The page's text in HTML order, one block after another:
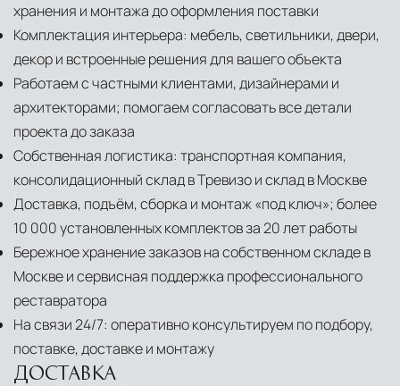
хранения и монтажа до оформления поставки
Комплектация интерьера: мебель, светильники, двери,
декор и встроенные решения для вашего объекта
Работаем с частными клиентами, дизайнерами и
архитекторами; помогаем согласовать все детали
проекта до заказа
Собственная логистика: транспортная компания,
консолидационный склад в Тревизо и склад в Москве
Доставка, подъём, сборка и монтаж «под ключ»; более
10 000 установленных комплектов за 20 лет работы
Бережное хранение заказов на собственном складе в
Москве и сервисная поддержка профессионального
реставратора
На связи 24/7: оперативно консультируем по подбору,
поставке, доставке и монтажу
ДОСТАВКА